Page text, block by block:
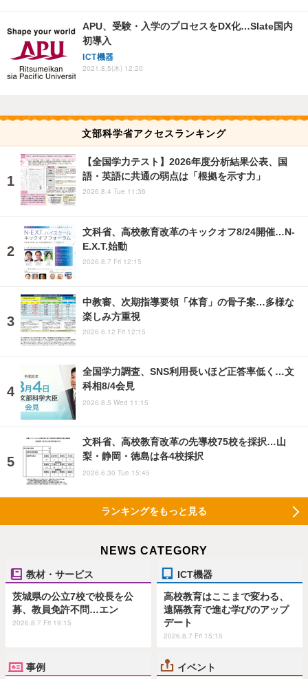
APU、受験・入学のプロセスをDX化…Slate国内
初導入
ICT機器
2021.8.5(木) 12:20
文部科学省アクセスランキング
【全国学力テスト】2026年度分析結果公表、国
語・英語に共通の弱点は「根拠を示す力」
2026.8.4 Tue 11:36
文科省、高校教育改革のキックオフ8/24開催…N-
E.X.T.始動
2026.8.7 Fri 12:15
中教審、次期指導要領「体育」の骨子案…多様な
楽しみ方重視
2026.6.12 Fri 12:15
全国学力調査、SNS利用長いほど正答率低く…文
科相8/4会見
2026.8.5 Wed 11:15
文科省、高校教育改革の先導校75校を採択…山
梨・静岡・徳島は各4校採択
2026.6.30 Tue 15:45
ランキングをもっと見る
NEWS CATEGORY
教材・サービス
茨城県の公立7校で校長を公
募、教員免許不問…エン
2026.8.7 Fri 19:15
ICT機器
高校教育はここまで変わる、
遠隔教育で進む学びのアップ
デート
2026.8.7 Fri 15:15
事例 イベント